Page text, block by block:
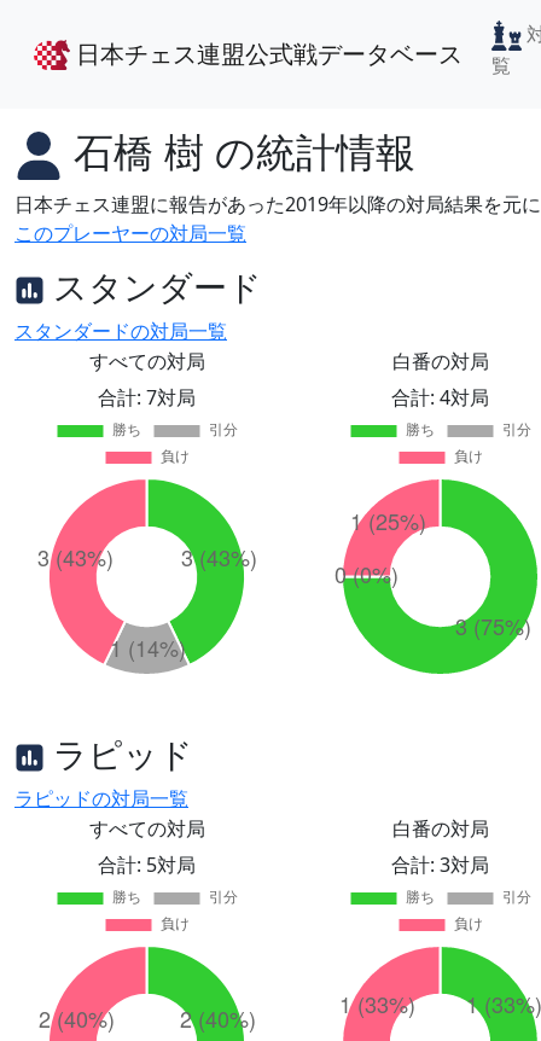
日本チェス連盟公式戦データベース
覧
石橋 樹 の統計情報
日本チェス連盟に報告があった2019年以降の対局結果を元
このプレーヤーの対局一覧
スタンダード
スタンダードの対局一覧
すべての対局
合計: 7対局
白番の対局
合計: 4対局
ラピッド
ラピッドの対局一覧
すべての対局
合計: 5対局
白番の対局
合計: 3対局